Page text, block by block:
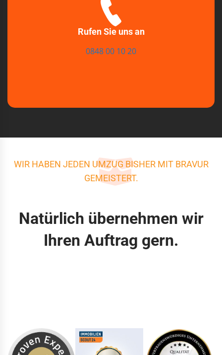
Rufen Sie uns an
0848 00 10 20
WIR HABEN JEDEN UMZUG BISHER MIT BRAVUR
GEMEISTERT.
Natürlich übernehmen wir
Ihren Auftrag gern.